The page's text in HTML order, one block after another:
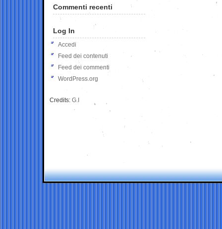
Commenti recenti
Log In
Accedi
Feed dei contenuti
Feed dei commenti
WordPress.org
Credits: G.I